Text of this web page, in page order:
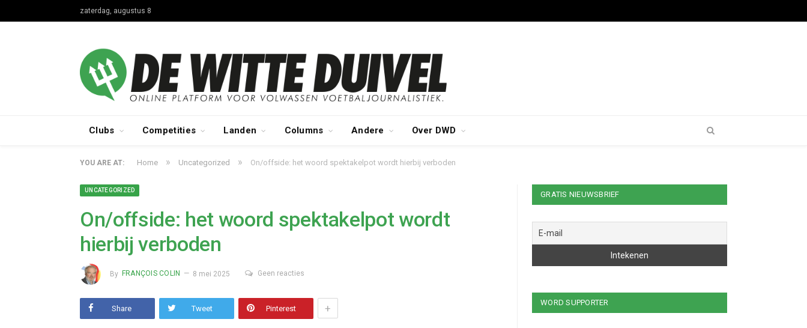
zaterdag, augustus 8
Clubs Competities Landen Columns Andere Over DWD
YOU ARE AT: Home » Uncategorized » On/offside: het woord spektakelpot wordt hierbij verboden
UNCATEGORIZED
On/offside: het woord spektakelpot wordt
hierbij verboden
By FRANÇOIS COLIN 8 mei 2025 Geen reacties
Share Tweet Pinterest +
GRATIS NIEUWSBRIEF
WORD SUPPORTER